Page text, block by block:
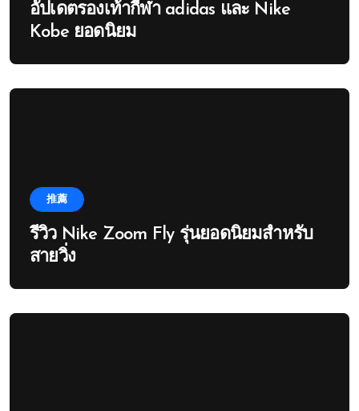
อัปเดตรองเท้ากีฬา adidas และ Nike
Kobe ยอดนิยม
推薦
รีวิว Nike Zoom Fly รุ่นยอดนิยมสำหรับ
สายวิ่ง